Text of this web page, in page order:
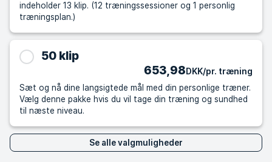
indeholder 13 klip. (12 træningssessioner og 1 personlig
træningsplan.)
50 klip
653,98DKK/pr. træning
Sæt og nå dine langsigtede mål med din personlige træner.
Vælg denne pakke hvis du vil tage din træning og sundhed
til næste niveau.
Se alle valgmuligheder